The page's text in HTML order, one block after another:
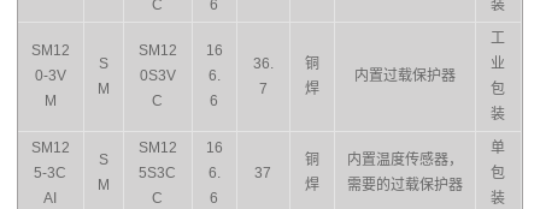
C
6
装
SM12
0-3V
M
S
M
SM12
0S3V
C
16
6.
6
36.
7
铜
焊
内置过载保护器
工
业
包
装
SM12
5-3C
AI
S
M
SM12
5S3C
C
16
6.
6
37
铜
焊
内置温度传感器，
需要的过载保护器
单
包
装